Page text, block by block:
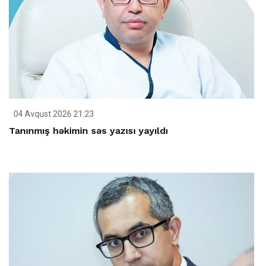
04 Avqust 2026 21:23
Tanınmış həkimin səs yazısı yayıldı